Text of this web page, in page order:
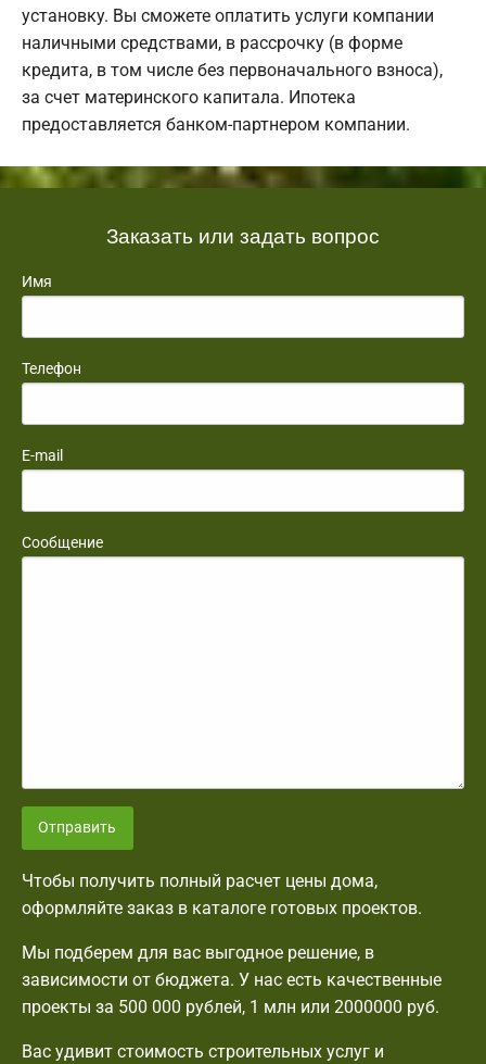
установку. Вы сможете оплатить услуги компании
наличными средствами, в рассрочку (в форме
кредита, в том числе без первоначального взноса),
за счет материнского капитала. Ипотека
предоставляется банком-партнером компании.
Заказать или задать вопрос
Имя
Телефон
E-mail
Сообщение
Отправить
Чтобы получить полный расчет цены дома,
оформляйте заказ в каталоге готовых проектов.
Мы подберем для вас выгодное решение, в
зависимости от бюджета. У нас есть качественные
проекты за 500 000 рублей, 1 млн или 2000000 руб.
Вас удивит стоимость строительных услуг и